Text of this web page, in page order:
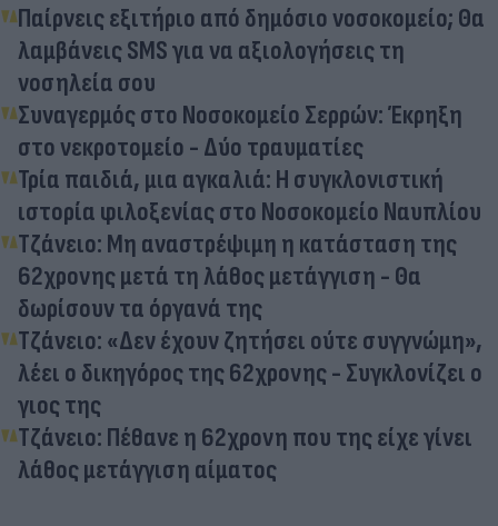
Παίρνεις εξιτήριο από δημόσιο νοσοκομείο; Θα
λαμβάνεις SMS για να αξιολογήσεις τη
νοσηλεία σου
Συναγερμός στο Νοσοκομείο Σερρών: Έκρηξη
στο νεκροτομείο - Δύο τραυματίες
Τρία παιδιά, μια αγκαλιά: Η συγκλονιστική
ιστορία φιλοξενίας στο Νοσοκομείο Ναυπλίου
Τζάνειο: Μη αναστρέψιμη η κατάσταση της
62χρονης μετά τη λάθος μετάγγιση - Θα
δωρίσουν τα όργανά της
Τζάνειο: «Δεν έχουν ζητήσει ούτε συγγνώμη»,
λέει ο δικηγόρος της 62χρονης - Συγκλονίζει ο
γιος της
Τζάνειο: Πέθανε η 62χρονη που της είχε γίνει
λάθος μετάγγιση αίματος